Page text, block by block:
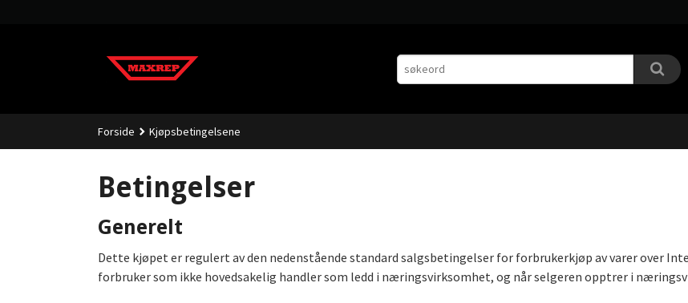
Forside Kjøpsbetingelsene
Betingelser
Generelt
Dette kjøpet er regulert av den nedenstående standard salgsbetingelser for forbrukerkjøp av varer over
forbruker som ikke hovedsakelig handler som ledd i næringsvirksomhet, og når selgeren opptrer i